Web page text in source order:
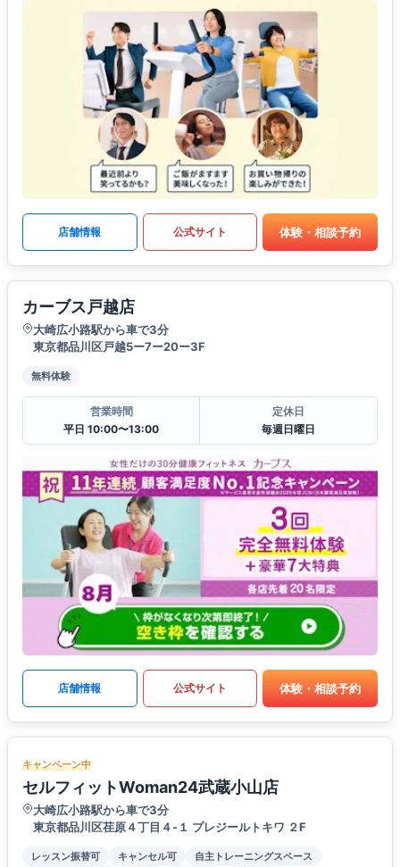
店舗情報 公式サイト 体験・相談予約
カーブス戸越店
大崎広小路駅から車で3分
東京都品川区戸越5ー7ー20ー3F
無料体験
営業時間
平日 10:00〜13:00
定休日
毎週日曜日
店舗情報 公式サイト 体験・相談予約
キャンペーン中
セルフィットWoman24武蔵小山店
大崎広小路駅から車で3分
東京都品川区荏原４丁目４-１ プレジールトキワ ２F
レッスン振替可 キャンセル可
自主トレーニングスペース